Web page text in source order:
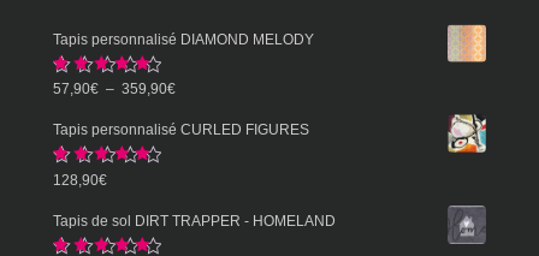
Tapis personnalisé DIAMOND MELODY
Note 5.00
sur 5
57,90€ – 359,90€Plage
à
Tapis personnalisé CURLED FIGURES
Note
sur 5
128,90€
Tapis de sol DIRT TRAPPER - HOMELAND